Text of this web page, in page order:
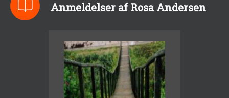
Anmeldelser af Rosa Andersen